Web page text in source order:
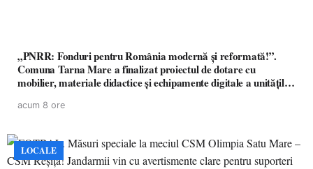
„PNRR: Fonduri pentru România modernă și reformată!”.
Comuna Tarna Mare a finalizat proiectul de dotare cu
mobilier, materiale didactice și echipamente digitale a unităților
acum 8 ore
LOCALE